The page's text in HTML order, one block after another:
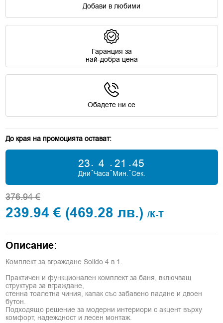
Добави в любими
Гаранция за
най-добра цена
Обадете ни се
До края на промоцията остават:
23
Дни: 4
Часа:21
Мин.:44
Сек.
376.94 €
239.94 € (469.28 лв.) /К-Т
Описание:
Комплект за вграждане Solido 4 в 1.
Практичен и функционален комплект за баня, включващ
структура за вграждане,
стенна тоалетна чиния, капак със забавено падане и двоен
бутон.
Подходящо решение за модерни интериори с акцент върху
комфорт, надеждност и лесен монтаж.